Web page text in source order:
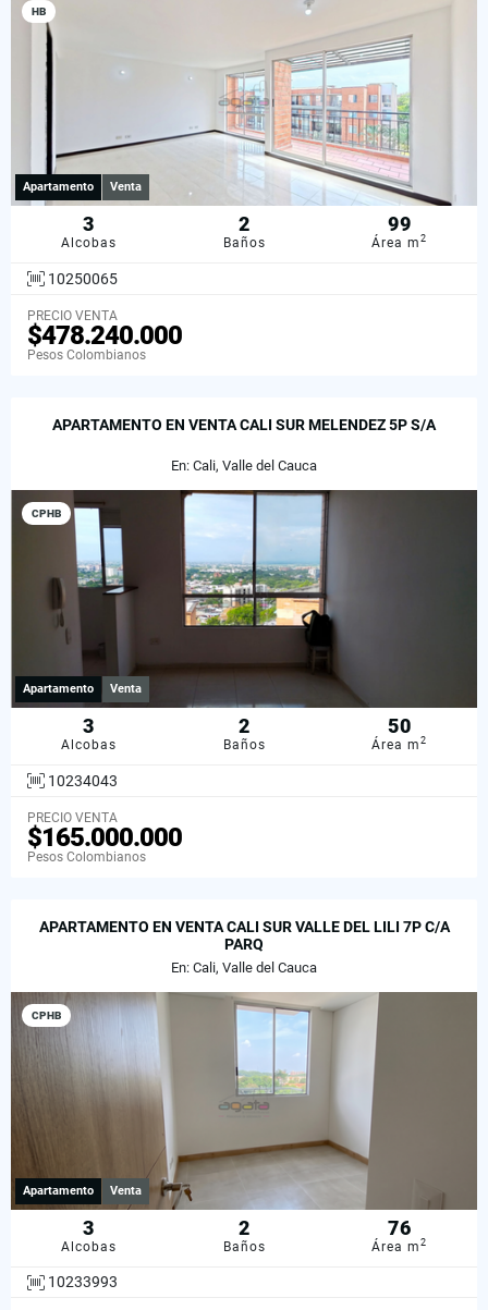
HB
Apartamento Venta
3
Alcobas
2
Baños
99
Área m2
10250065
PRECIO VENTA
$478.240.000
Pesos Colombianos
APARTAMENTO EN VENTA CALI SUR MELENDEZ 5P S/A
En: Cali, Valle del Cauca
CPHB
Apartamento Venta
3
Alcobas
2
Baños
50
Área m2
10234043
PRECIO VENTA
$165.000.000
Pesos Colombianos
APARTAMENTO EN VENTA CALI SUR VALLE DEL LILI 7P C/A
PARQ
En: Cali, Valle del Cauca
CPHB
Apartamento Venta
3
Alcobas
2
Baños
76
Área m2
10233993